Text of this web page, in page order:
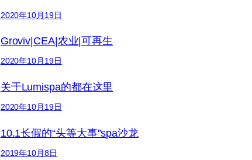
2020年10月19日
Groviv|CEA|农业|可再生
2020年10月19日
关于Lumispa的都在这里
2020年10月19日
10.1长假的“头等大事”spa沙龙
2019年10月8日